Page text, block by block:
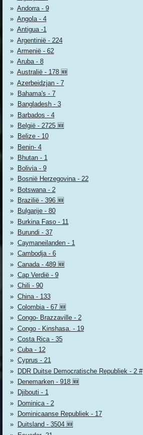
Andorra - 9
Angola - 4
Antigua -1
Argentinië - 224
Armenië - 62
Aruba - 8
Australië - 178 🆕
Azerbeidzjan - 7
Bahama's - 7
Bangladesh - 3
Barbados - 4
België - 2725 🆕
Belize - 10
Benin- 4
Bhutan - 1
Bolivia - 9
Bosnië Herzegovina - 22
Botswana - 2
Brazilië - 396 🆕
Bulgarije - 80
Burkina Faso - 11
Burundi - 37
Caymaneilanden - 1
Cambodja - 6
Canada - 489 🆕
Cap Verdië - 9
Chili - 90
China - 133
Colombia - 67 🆕
Congo- Brazzaville - 2
Congo - Kinshasa. - 19
Costa Rica - 35
Cuba - 12
Cyprus - 21
DDR Duitse Democratische Republiek - 2 #
Denemarken - 918 🆕
Djibouti - 1
Dominica - 2
Dominicaanse Republiek - 17
Duitsland - 3504 🆕